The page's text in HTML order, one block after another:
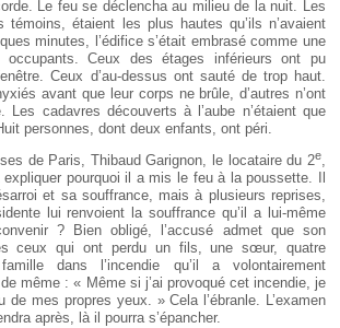
Le feu se déclencha au milieu de la nuit. Les
témoins, étaient les plus hautes qu’ils n’avaient
minutes, l’édifice s’était embrasé comme une
occupants. Ceux des étages inférieurs ont pu
Ceux d’au-dessus ont sauté de trop haut.
avant que leur corps ne brûle, d’autres n’ont
Les cadavres découverts à l’aube n’étaient que
personnes, dont deux enfants, ont péri.
de Paris, Thibaud Garignon, le locataire du 2e,
pourquoi il a mis le feu à la poussette. Il
et sa souffrance, mais à plusieurs reprises,
lui renvoient la souffrance qu’il a lui-même
? Bien obligé, l’accusé admet que son
ceux qui ont perdu un fils, une sœur, quatre
dans l’incendie qu’il a volontairement
même : « Même si j’ai provoqué cet incendie, je
de mes propres yeux. » Cela l’ébranle. L’examen
après, là il pourra s’épancher.